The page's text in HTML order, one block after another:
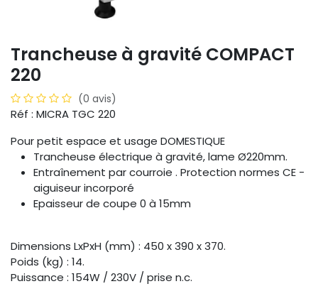
Trancheuse à gravité COMPACT
220
(0 avis)
Réf : MICRA TGC 220
Pour petit espace et usage DOMESTIQUE
Trancheuse électrique à gravité, lame Ø220mm.
Entraînement par courroie . Protection normes CE -
aiguiseur incorporé
Epaisseur de coupe 0 à 15mm
Dimensions LxPxH (mm) : 450 x 390 x 370.
Poids (kg) : 14.
Puissance : 154W / 230V / prise n.c.